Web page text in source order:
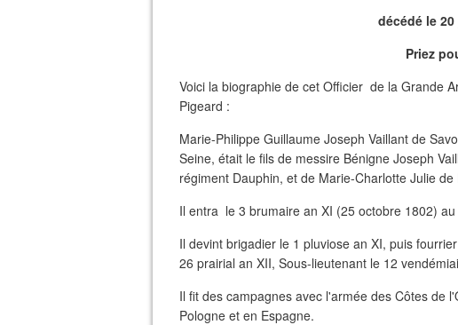
décédé le
Priez
Voici la biographie de cet Officier de la Grande
Pigeard :
Marie-Philippe Guillaume Joseph Vaillant de
Seine, était le fils de messire Bénigne Joseph
régiment Dauphin, et de Marie-Charlotte Julie
Il entra le 3 brumaire an XI (25 octobre 1802)
Il devint brigadier le 1 pluviose an XI, puis
26 prairial an XII, Sous-lieutenant le 12
Il fit des campagnes avec l'armée des Côtes de
Pologne et en Espagne.